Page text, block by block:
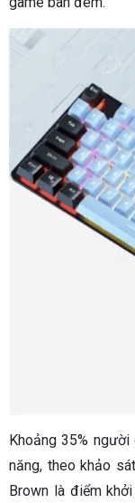
Khoảng 35% người
năng, theo khảo
Brown là điểm